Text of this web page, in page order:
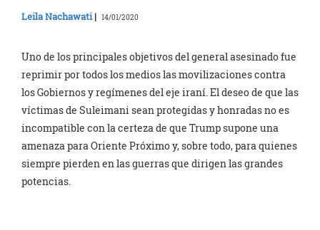
Leila Nachawati| 14/01/2020
Uno de los principales objetivos del general asesinado fue
reprimir por todos los medios las movilizaciones contra
los Gobiernos y regímenes del eje iraní. El deseo de que las
víctimas de Suleimani sean protegidas y honradas no es
incompatible con la certeza de que Trump supone una
amenaza para Oriente Próximo y, sobre todo, para quienes
siempre pierden en las guerras que dirigen las grandes
potencias.